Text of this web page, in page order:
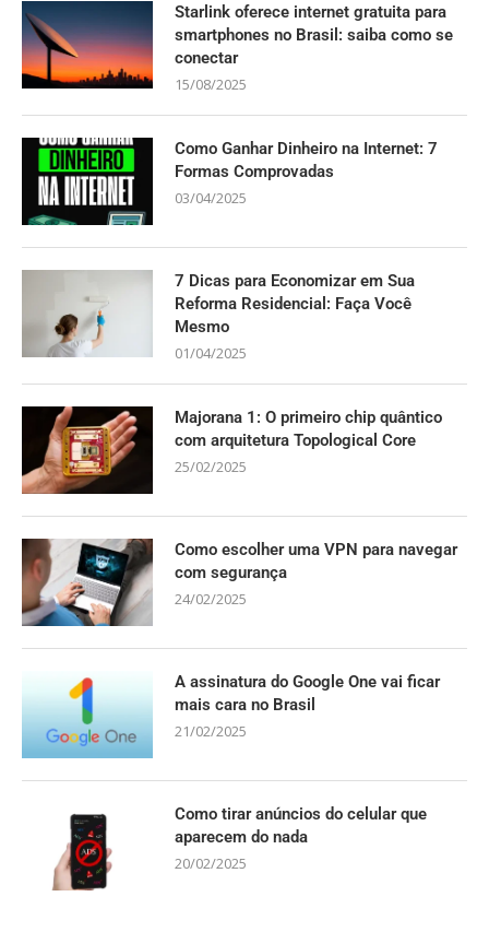
Starlink oferece internet gratuita para
smartphones no Brasil: saiba como se
conectar
15/08/2025
Como Ganhar Dinheiro na Internet: 7
Formas Comprovadas
03/04/2025
7 Dicas para Economizar em Sua
Reforma Residencial: Faça Você
Mesmo
01/04/2025
Majorana 1: O primeiro chip quântico
com arquitetura Topological Core
25/02/2025
Como escolher uma VPN para navegar
com segurança
24/02/2025
A assinatura do Google One vai ficar
mais cara no Brasil
21/02/2025
Como tirar anúncios do celular que
aparecem do nada
20/02/2025